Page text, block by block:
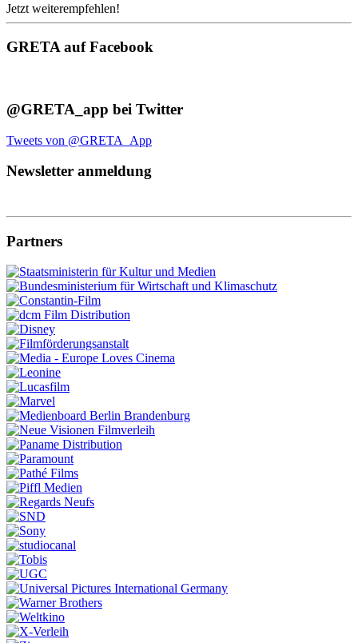
Jetzt weiterempfehlen!
GRETA auf Facebook
@GRETA_app bei Twitter
Tweets von @GRETA_App
Newsletter anmeldung
Partners